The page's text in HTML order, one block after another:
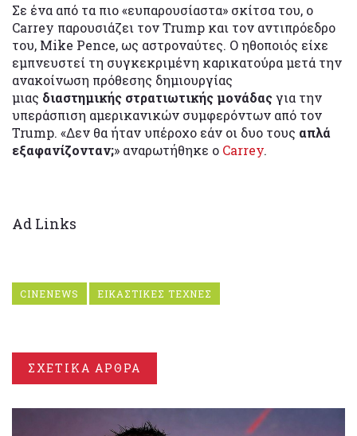
Σε ένα από τα πιο «ευπαρουσίαστα» σκίτσα του, ο
Carrey παρουσιάζει τον Trump και τον αντιπρόεδρο
του, Mike Pence, ως αστροναύτες. Ο ηθοποιός είχε
εμπνευστεί τη συγκεκριμένη καρικατούρα μετά την
ανακοίνωση πρόθεσης δημιουργίας
μιας διαστημικής στρατιωτικής μονάδαςγια την
υπεράσπιση αμερικανικών συμφερόντων από τον
Trump. «Δεν θα ήταν υπέροχο εάν οι δυο τους απλά
εξαφανίζονταν;» αναρωτήθηκε ο Carrey.
Ad Links
CINENEWS ΕΙΚΑΣΤΙΚΕΣ ΤΕΧΝΕΣ
ΣΧΕΤΙΚΑ ΑΡΘΡΑ